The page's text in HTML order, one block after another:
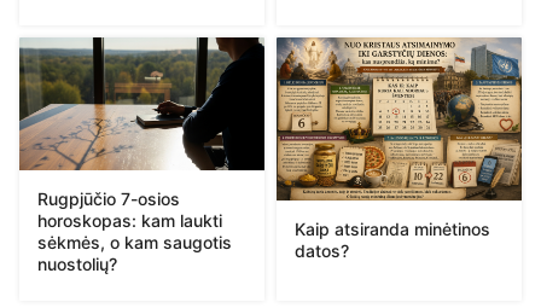
Rugpjūčio 7-osios
horoskopas: kam laukti
sėkmės, o kam saugotis
nuostolių?
Kaip atsiranda minėtinos
datos?